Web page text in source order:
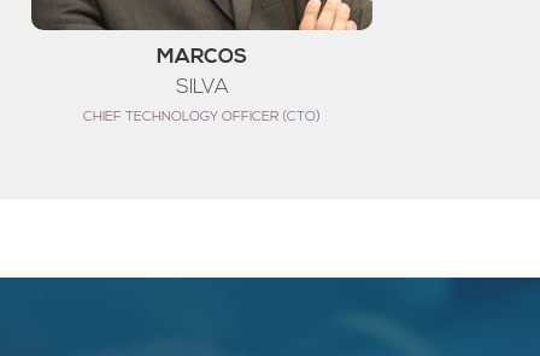
MARCOS
SILVA
CHIEF TECHNOLOGY OFFICER (CTO)